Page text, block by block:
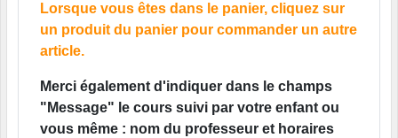
Lorsque vous êtes dans le panier, cliquez sur
un produit du panier pour commander un autre
article.
Merci également d'indiquer dans le champs
"Message" le cours suivi par votre enfant ou
vous même : nom du professeur et horaires